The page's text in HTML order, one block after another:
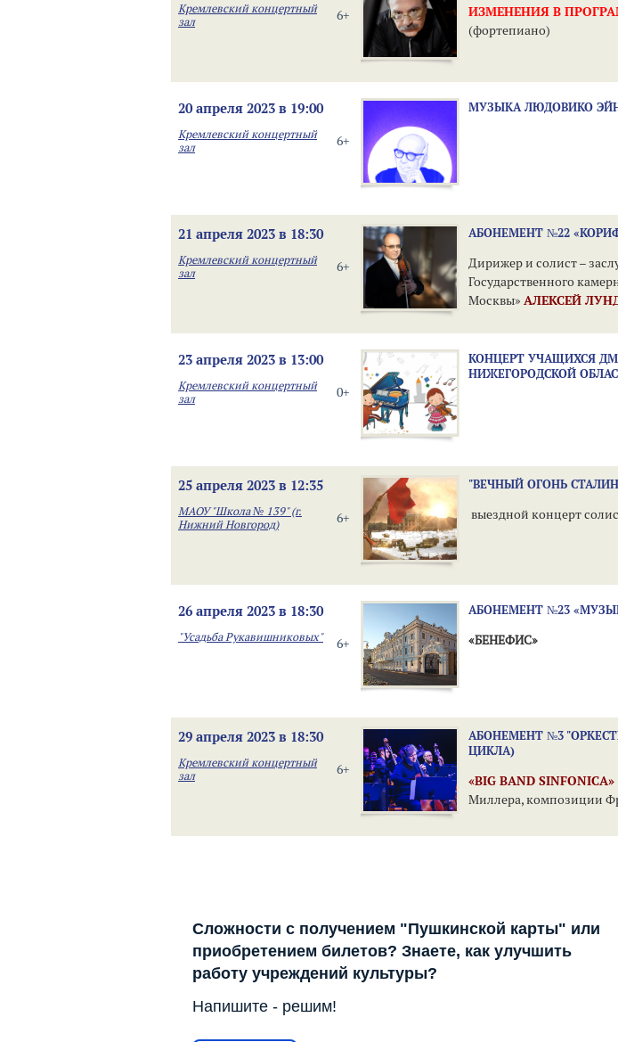
6+
Кремлевский концертный
зал
ИЗМЕНЕНИЯ В
(фортепиано)
20 апреля 2023 в 19:00
6+
Кремлевский концертный
зал
МУЗЫКА ЛЮДОВИКО
21 апреля 2023 в 18:30
6+
Кремлевский концертный
зал
АБОНЕМЕНТ №22
Дирижер и солист –
Государственного
Москвы» АЛЕКСЕЙ
23 апреля 2023 в 13:00
0+
Кремлевский концертный
зал
КОНЦЕРТ УЧАЩИХСЯ
НИЖЕГОРОДСКОЙ
25 апреля 2023 в 12:35
6+
МАОУ "Школа № 139" (г.
Нижний Новгород)
"ВЕЧНЫЙ ОГОНЬ
выездной концерт
26 апреля 2023 в 18:30
6+
"Усадьба Рукавишниковых"
АБОНЕМЕНТ №23
«БЕНЕФИС»
29 апреля 2023 в 18:30
6+
Кремлевский концертный
зал
АБОНЕМЕНТ №3
ЦИКЛА)
«BIG BAND SINFONICA»
Миллера, композиции
Сложности с получением "Пушкинской карты" или
приобретением билетов? Знаете, как улучшить
работу учреждений культуры?
Напишите - решим!